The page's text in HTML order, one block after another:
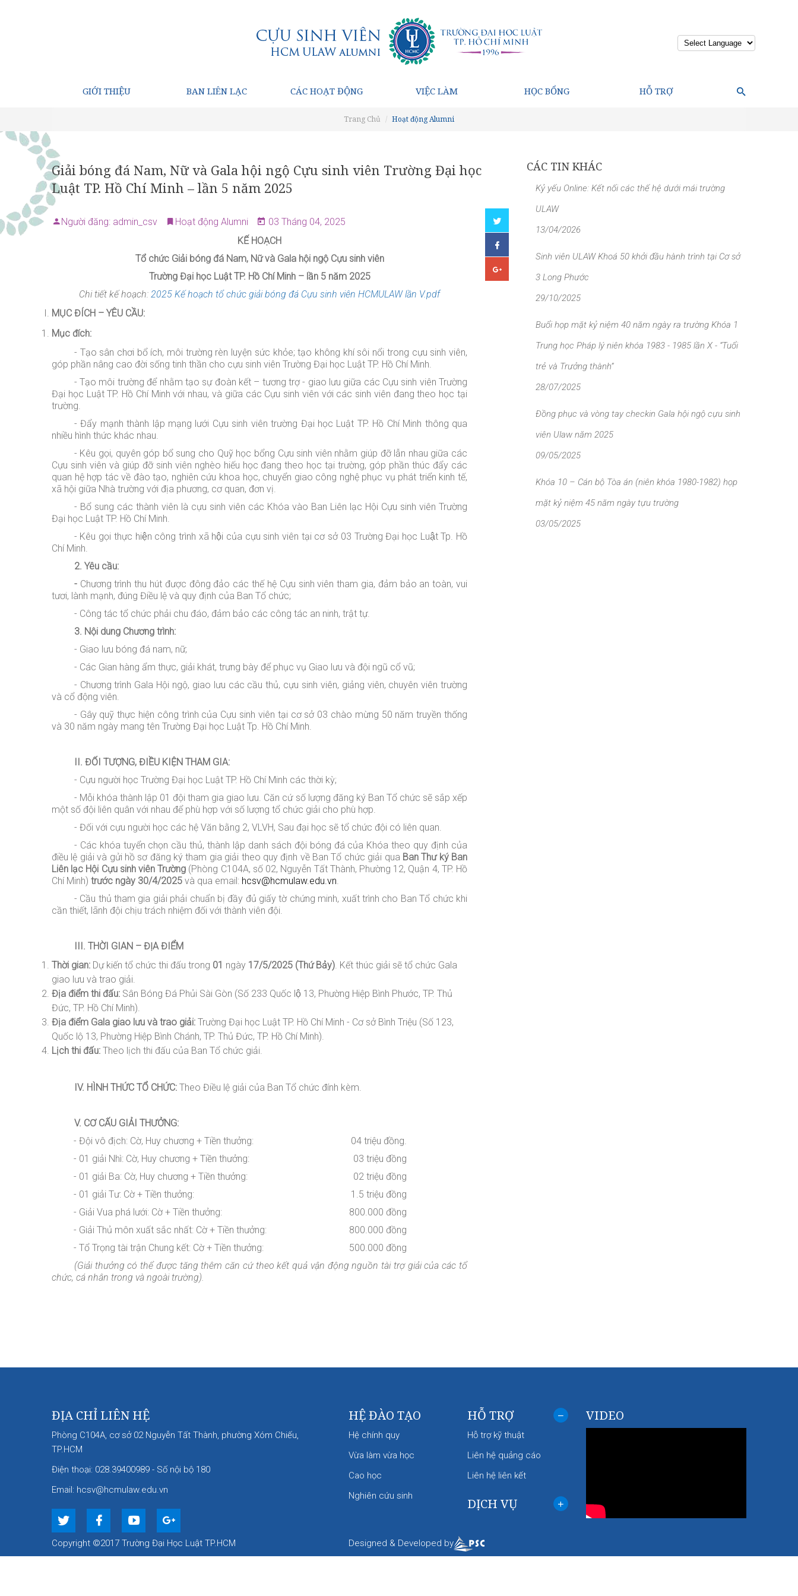
GIỚI THIỆU BAN LIÊN LẠC CÁC HOẠT ĐỘNG VIỆC LÀM HỌC BỔNG HỖ TRỢ
Trang Chủ Hoạt động Alumni
Giải bóng đá Nam, Nữ và Gala hội ngộ Cựu sinh viên Trường Đại học
Luật TP. Hồ Chí Minh – lần 5 năm 2025
Người đăng: admin_csv Hoạt động Alumni
03 Tháng 04, 2025
KẾ HOẠCH
Tổ chức Giải bóng đá Nam, Nữ và Gala hội ngộ Cựu sinh viên
Trường Đại học Luật TP. Hồ Chí Minh – lần 5năm 2025
Chi tiết kế hoạch: 2025 Kế hoạch tổ chức giải bóng đá Cựu sinh viên HCMULAW lần V.pdf
MỤC ĐÍCH – YÊU CẦU:
Mục đích:
- Tạo sân chơi bổ ích, môi trường rèn luyện sức khỏe; tạo không khí sôi nổi trong cựu sinh viên,
góp phần nâng cao đời sống tinh thần cho cựu sinh viên Trường Đại học Luật TP. Hồ Chí Minh.
- Tạo môi trường để nhằm tạo sự đoàn kết – tương trợ - giao lưu giữa các Cựu sinh viên Trường
Đại học Luật TP. Hồ Chí Minh với nhau, và giữa các Cựu sinh viên với các sinh viên đang theo học tại
trường.
- Đẩy mạnh thành lập mạng lưới Cựu sinh viên trường Đại học Luật TP. Hồ Chí Minh thông qua
nhiều hình thức khác nhau.
- Kêu gọi, quyên góp bổ sung cho Quỹ học bổng Cựu sinh viên nhằm giúp đỡ lẫn nhau giữa các
Cựu sinh viên và giúp đỡ sinh viên nghèo hiếu học đang theo học tại trường, góp phần thúc đẩy các
quan hệ hợp tác về đào tạo, nghiên cứu khoa học, chuyển giao công nghệ phục vụ phát triển kinh tế,
xã hội giữa Nhà trường với địa phương, cơ quan, đơn vị.
- Bổ sung các thành viên là cựu sinh viên các Khóa vào Ban Liên lạc Hội Cựu sinh viên Trường
Đại học Luật TP. Hồ Chí Minh.
- Kêu gọi thực hiện công trình xã hội của cựu sinh viên tại cơ sở 03 Trường Đại học Luật Tp. Hồ
Chí Minh.
2. Yêu cầu:
- Chương trình thu hút được đông đảo các thế hệ Cựu sinh viên tham gia, đảm bảo an toàn, vui
tươi, lành mạnh, đúng Điều lệ và quy định của Ban Tổ chức;
- Công tác tổ chức phải chu đáo, đảm bảo các công tác an ninh, trật tự.
3. Nội dung Chương trình:
- Giao lưu bóng đá nam, nữ;
- Các Gian hàng ẩm thực, giải khát, trưng bày để phục vụ Giao lưu và đội ngũ cổ vũ;
- Chương trình Gala Hội ngộ, giao lưu các cầu thủ, cựu sinh viên, giảng viên, chuyên viên trường
và cổ động viên.
- Gây quỹ thực hiện công trình của Cựu sinh viên tại cơ sở 03 chào mừng 50 năm truyền thống
và 30 năm ngày mang tên Trường Đại học Luật Tp. Hồ Chí Minh.
II. ĐỐI TƯỢNG, ĐIỀU KIỆN THAM GIA:
- Cựu người học Trường Đại học Luật TP. Hồ Chí Minh các thời kỳ;
- Mỗi khóa thành lập 01 đội tham gia giao lưu. Căn cứ số lượng đăng ký Ban Tổ chức sẽ sắp xếp
một số đội liên quân với nhau để phù hợp với số lượng tổ chức giải cho phù hợp.
- Đối với cựu người học các hệ Văn bằng 2, VLVH, Sau đại học sẽ tổ chức đội có liên quan.
- Các khóa tuyển chọn cầu thủ, thành lập danh sách đội bóng đá của Khóa theo quy định của
điều lệ giải và gửi hồ sơ đăng ký tham gia giải theo quy định về Ban Tổ chức giải qua Ban Thư ký Ban
Liên lạc Hội Cựu sinh viên Trường (Phòng C104A, số 02, Nguyễn Tất Thành, Phường 12, Quận 4, TP. Hồ
Chí Minh) trước ngày 30/4/2025 và qua email: hcsv@hcmulaw.edu.vn.
- Cầu thủ tham gia giải phải chuẩn bị đầy đủ giấy tờ chứng minh, xuất trình cho Ban Tổ chức khi
cần thiết, lãnh đội chịu trách nhiệm đối với thành viên đội.
III. THỜI GIAN – ĐỊA ĐIỂM
Thời gian: Dự kiến tổ chức thi đấu trong 01 ngày 17/5/2025 (Thứ Bảy). Kết thúc giải sẽ tổ chức Gala
giao lưu và trao giải.
Địa điểm thi đấu: Sân Bóng Đá Phủi Sài Gòn (Số 233 Quốc lộ 13, Phường Hiệp Bình Phước, TP. Thủ
Đức, TP. Hồ Chí Minh).
Địa điểm Gala giao lưu và trao giải: Trường Đại học Luật TP. Hồ Chí Minh - Cơ sở Bình Triệu (Số 123,
Quốc lộ 13, Phường Hiệp Bình Chánh, TP. Thủ Đức, TP. Hồ Chí Minh).
Lịch thi đấu: Theo lịch thi đấu của Ban Tổ chức giải.
IV. HÌNH THỨC TỔ CHỨC:Theo Điều lệ giải của Ban Tổ chức đính kèm.
V. CƠ CẤU GIẢI THƯỞNG:
- Đội vô địch: Cờ, Huy chương + Tiền thưởng:
04 triệu đồng.
- 01 giải Nhì: Cờ, Huy chương + Tiền thưởng:
03 triệu đồng
- 01 giải Ba: Cờ, Huy chương + Tiền thưởng:
02 triệu đồng
- 01 giải Tư: Cờ + Tiền thưởng:
1.5 triệu đồng
- Giải Vua phá lưới: Cờ + Tiền thưởng:
800.000 đồng
- Giải Thủ môn xuất sắc nhất: Cờ + Tiền thưởng:
800.000 đồng
- Tổ Trọng tài trận Chung kết: Cờ + Tiền thưởng:
500.000 đồng
(Giải thưởng có thể được tăng thêm căn cứ theo kết quả vận động nguồn tài trợ giải của các tổ
chức, cá nhân trong và ngoài trường).
CÁC TIN KHÁC
Kỷ yếu Online: Kết nối các thế hệ dưới mái trường
ULAW
13/04/2026
Sinh viên ULAW Khoá 50 khởi đầu hành trình tại Cơ sở
3 Long Phước
29/10/2025
Buổi họp mặt kỷ niệm 40 năm ngày ra trường Khóa 1
Trung học Pháp lý niên khóa 1983 - 1985 lần X - “Tuổi
trẻ và Trưởng thành”
28/07/2025
Đồng phục và vòng tay checkin Gala hội ngộ cựu sinh
viên Ulaw năm 2025
09/05/2025
Khóa 10 – Cán bộ Tòa án (niên khóa 1980-1982) họp
mặt kỷ niệm 45 năm ngày tựu trường
03/05/2025
ĐỊA CHỈ LIÊN HỆ
Phòng C104A, cơ sở 02 Nguyễn Tất Thành, phường Xóm Chiếu,
TP.HCM
Điện thoại: 028.39400989 - Số nội bộ 180
Email: hcsv@hcmulaw.edu.vn
HỆ ĐÀO TẠO
Hệ chính quy
Vừa làm vừa học
Cao học
Nghiên cứu sinh
HỖ TRỢ
Hỗ trợ kỹ thuật
Liên hệ quảng cáo
Liên hệ liên kết
DỊCH VỤ
VIDEO
Copyright ©2017 Trường Đại Học Luật TP.HCM Designed & Developed by